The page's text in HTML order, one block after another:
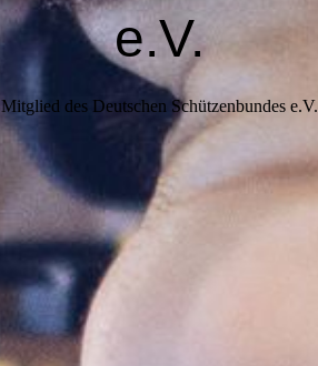
e.V.
Mitglied des Deutschen Schützenbundes e.V.